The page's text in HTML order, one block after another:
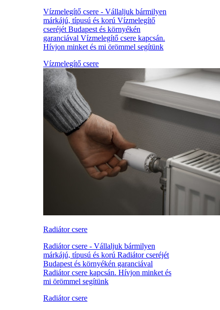
Vízmelegítő csere - Vállaljuk bármilyen
márkájú, típusú és korú Vízmelegítő
cseréjét Budapest és környékén
garanciával Vízmelegítő csere kapcsán.
Hívjon minket és mi örömmel segítünk
Vízmelegítő csere
Radiátor csere
Radiátor csere - Vállaljuk bármilyen
márkájú, típusú és korú Radiátor cseréjét
Budapest és környékén garanciával
Radiátor csere kapcsán. Hívjon minket és
mi örömmel segítünk
Radiátor csere